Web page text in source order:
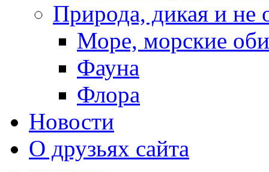
Природа, дикая и не
Море, морские
Фауна
Флора
Новости
О друзьях сайта